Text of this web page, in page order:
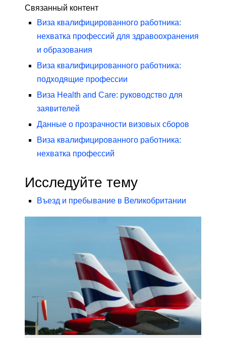
Связанный контент
Виза квалифицированного работника:
нехватка профессий для здравоохранения
и образования
Виза квалифицированного работника:
подходящие профессии
Виза Health and Care: руководство для
заявителей
Данные о прозрачности визовых сборов
Виза квалифицированного работника:
нехватка профессий
Исследуйте тему
Въезд и пребывание в Великобритании